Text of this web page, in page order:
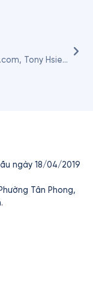
Tập thể nhân viên Zappos.com, Tony Hsieh, Mark Dagostino
ngày 18/04/2019
Tân Phong,